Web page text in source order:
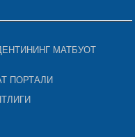
МАТБУОТ
ПОРТАЛИ